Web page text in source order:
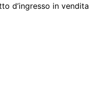
d’ingresso in vendita